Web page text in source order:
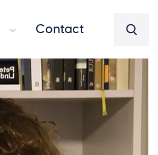
Contact